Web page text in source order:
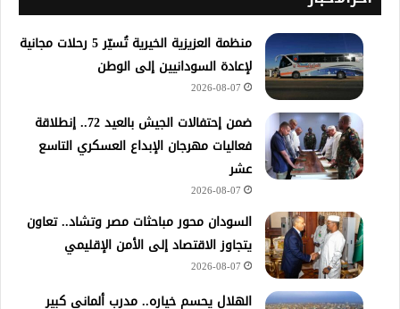
منظمة العزيزية الخيرية تُسيّر 5 رحلات مجانية
لإعادة السودانيين إلى الوطن
2026-08-07
ضمن إحتفالات الجيش بالعيد 72.. إنطلاقة
فعاليات مهرجان الإبداع العسكري التاسع
عشر
2026-08-07
السودان محور مباحثات مصر وتشاد.. تعاون
يتجاوز الاقتصاد إلى الأمن الإقليمي
2026-08-07
الهلال يحسم خياره.. مدرب ألماني كبير